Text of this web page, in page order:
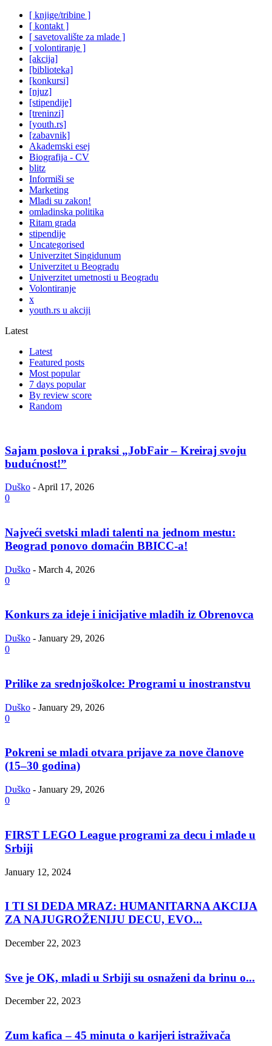
[ knjige/tribine ]
[ kontakt ]
[ savetovalište za mlade ]
[ volontiranje ]
[akcija]
[biblioteka]
[konkursi]
[njuz]
[stipendije]
[treninzi]
[youth.rs]
[zabavnik]
Akademski esej
Biografija - CV
blitz
Informiši se
Marketing
Mladi su zakon!
omladinska politika
Ritam grada
stipendije
Uncategorised
Univerzitet Singidunum
Univerzitet u Beogradu
Univerzitet umetnosti u Beogradu
Volontiranje
x
youth.rs u akciji
Latest
Latest
Featured posts
Most popular
7 days popular
By review score
Random
Sajam poslova i praksi „JobFair – Kreiraj svoju
budućnost!”
Duško - April 17, 2026
0
Najveći svetski mladi talenti na jednom mestu:
Beograd ponovo domaćin BBICC-a!
Duško - March 4, 2026
0
Konkurs za ideje i inicijative mladih iz Obrenovca
Duško - January 29, 2026
0
Prilike za srednjoškolce: Programi u inostranstvu
Duško - January 29, 2026
0
Pokreni se mladi otvara prijave za nove članove
(15–30 godina)
Duško - January 29, 2026
0
FIRST LEGO League programi za decu i mlade u
Srbiji
January 12, 2024
I TI SI DEDA MRAZ: HUMANITARNA AKCIJA
ZA NAJUGROŽENIJU DECU, EVO...
December 22, 2023
Sve je OK, mladi u Srbiji su osnaženi da brinu o...
December 22, 2023
Zum kafica – 45 minuta o karijeri istraživača